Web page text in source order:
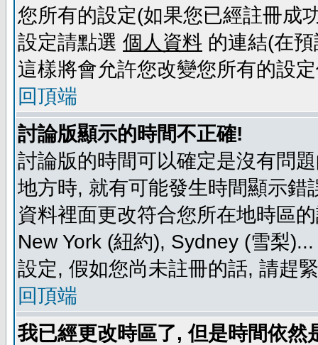
您所有的設定(如果您已經註冊成
設定請點選 個人資料 的連結(在
這樣將會允許您改變您所有的設
回頂端
討論版顯示的時間不正確!
討論版的時間可以確定是沒有問
地方時, 就有可能發生時間顯示
資料裡面更改符合您所在地時區
New York (紐約), Sydney (雪梨
設定, 假如您尚未註冊的話, 請趕
回頂端
我已經更改時區了, 但是時間依然